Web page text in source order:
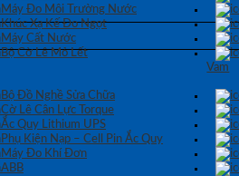
Máy Đo Môi Trường Nước
Khúc Xạ Kế Đo Ngọt
Máy Cất Nước
Bộ Cờ Lê Mỏ Lết
Vam
Bộ Đồ Nghề Sửa Chữa
Cờ Lê Cân Lực Torque
Ắc Quy Lithium UPS
Phụ Kiện Nạp – Cell Pin Ắc Quy
Máy Đo Khí Đơn
ABB